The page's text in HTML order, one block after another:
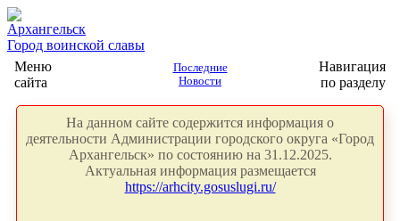
Архангельск
Город воинской славы
Меню
сайта
Последние
Новости
Навигация
по разделу
На данном сайте содержится информация о
деятельности Администрации городского округа «Город
Архангельск» по состоянию на 31.12.2025.
Актуальная информация размещается
https://arhcity.gosuslugi.ru/